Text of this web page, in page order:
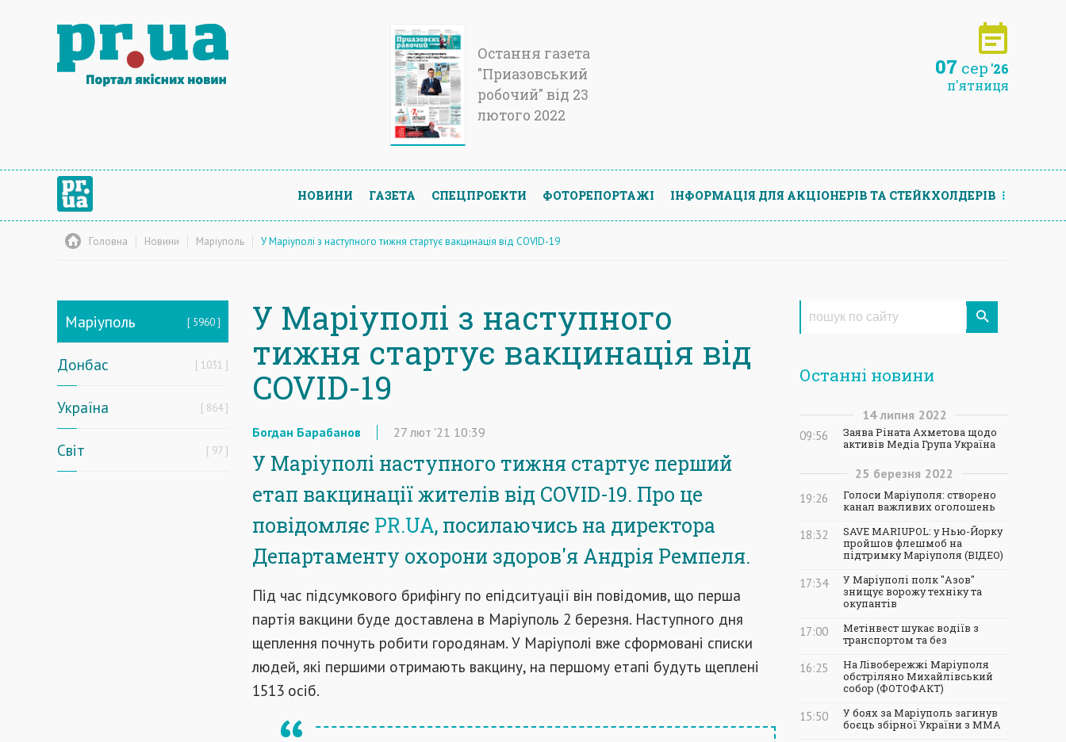
Остання газета
"Приазовський
робочий" від 23
лютого 2022
07 сер '26
п'ятниця
НОВИНИ ГАЗЕТА СПЕЦПРОЕКТИ ФОТОРЕПОРТАЖІ ІНФОРМАЦIЯ ДЛЯ АКЦIОНЕРIВ ТА СТЕЙКХОЛДЕРIВ
Головна Новини Маріуполь У Маріуполі з наступного тижня стартує вакцинація від COVID-19
Маріуполь 5960
Донбас 1031
Україна 864
Світ 97
У Маріуполі з наступного
тижня стартує вакцинація від
COVID-19
Богдан Барабанов 27 лют '21 10:39
У Маріуполі наступного тижня стартує перший
етап вакцинації жителів від COVID-19. Про це
повідомляє PR.UA, посилаючись на директора
Департаменту охорони здоров'я Андрія Ремпеля.
Під час підсумкового брифінгу по епідситуації він повідомив, що перша
партія вакцини буде доставлена в Маріуполь 2 березня. Наступного дня
щеплення почнуть робити городянам. У Маріуполі вже сформовані списки
людей, які першими отримають вакцину, на першому етапі будуть щеплені
1513 осіб.
Останні новини
14 липня 2022
09:56
Заява Ріната Ахметова щодо
активів Медіа Група Україна
25 березня 2022
19:26
Голоси Маріуполя: створено
канал важливих оголошень
18:32
SAVE MARIUPOL: у Нью-Йорку
пройшов флешмоб на
підтримку Маріуполя (ВІДЕО)
17:34
У Маріуполі полк "Азов"
знищує ворожу техніку та
окупантів
17:00
Метінвест шукає водіїв з
транспортом та без
16:25
На Лівобережжі Маріуполя
обстріляно Михайлівський
собор (ФОТОФАКТ)
15:50
У боях за Маріуполь загинув
боєць збірної України з ММА